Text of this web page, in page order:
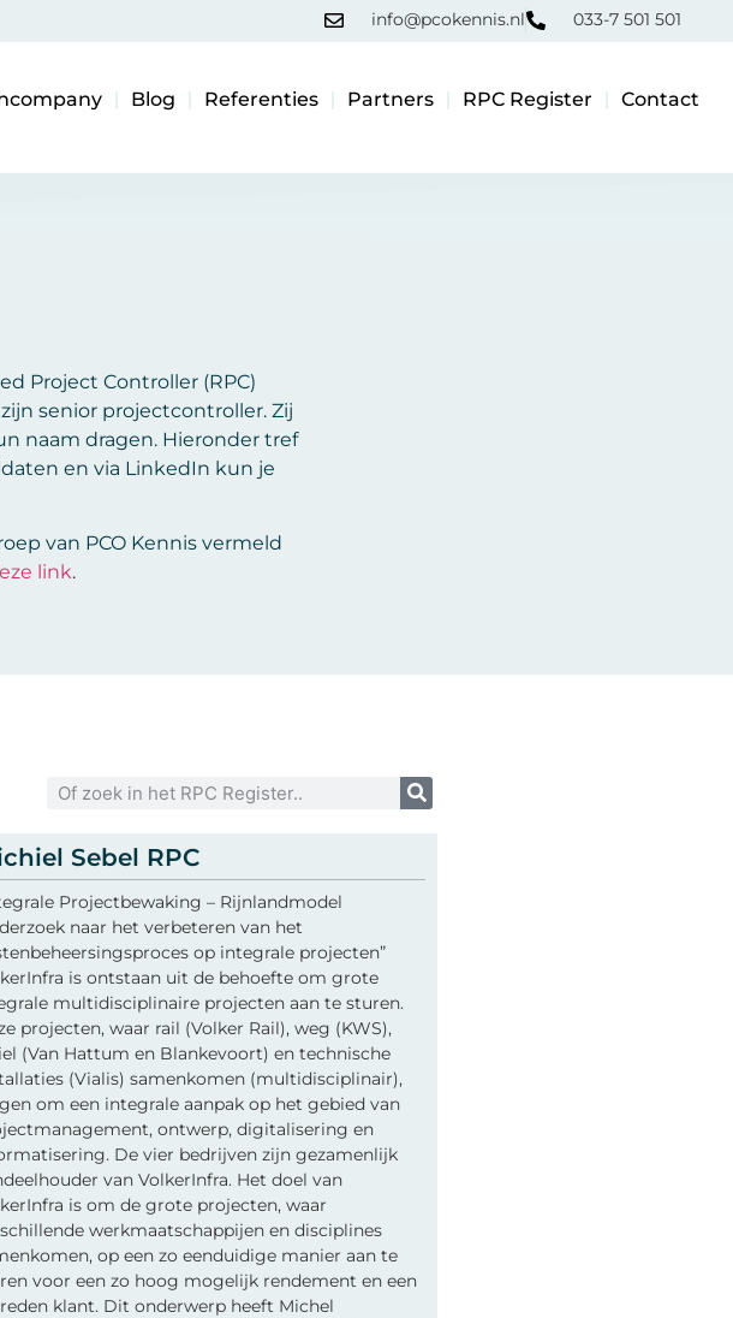
info@pcokennis.nl 033-7 501 501
Blog Referenties Partners RPC Register Contact
Project Controller (RPC)
senior projectcontroller. Zij
naam dragen. Hieronder tref
en via LinkedIn kun je
van PCO Kennis vermeld
link.
Sebel RPC
Projectbewaking – Rijnlandmodel
naar het verbeteren van het
op integrale projecten”
is ontstaan uit de behoefte om grote
multidisciplinaire projecten aan te sturen.
projecten, waar rail (Volker Rail), weg (KWS),
(Van Hattum en Blankevoort) en technische
(Vialis) samenkomen (multidisciplinair),
om een integrale aanpak op het gebied van
ontwerp, digitalisering en
De vier bedrijven zijn gezamenlijk
van VolkerInfra. Het doel van
is om de grote projecten, waar
werkmaatschappijen en disciplines
op een zo eenduidige manier aan te
voor een zo hoog mogelijk rendement en een
klant. Dit onderwerp heeft Michel